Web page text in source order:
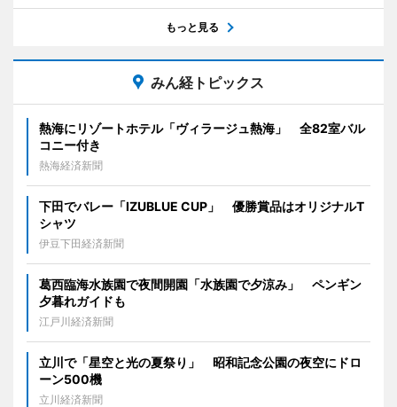
もっと見る
みん経トピックス
熱海にリゾートホテル「ヴィラージュ熱海」 全82室バル
コニー付き
熱海経済新聞
下田でバレー「IZUBLUE CUP」 優勝賞品はオリジナルT
シャツ
伊豆下田経済新聞
葛西臨海水族園で夜間開園「水族園で夕涼み」 ペンギン
夕暮れガイドも
江戸川経済新聞
立川で「星空と光の夏祭り」 昭和記念公園の夜空にドロ
ーン500機
立川経済新聞